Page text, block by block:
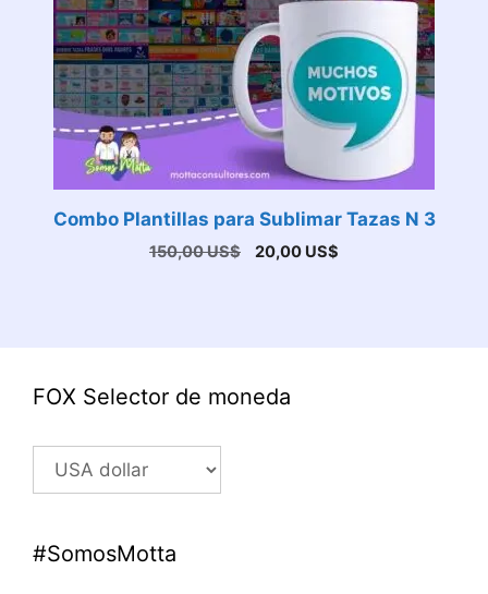
Combo Plantillas para Sublimar Tazas N 3
150,00US$
El
20,00 US$
FOX Selector de moneda
#SomosMotta